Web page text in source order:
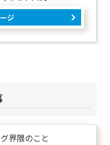
ジ
界隈のこと